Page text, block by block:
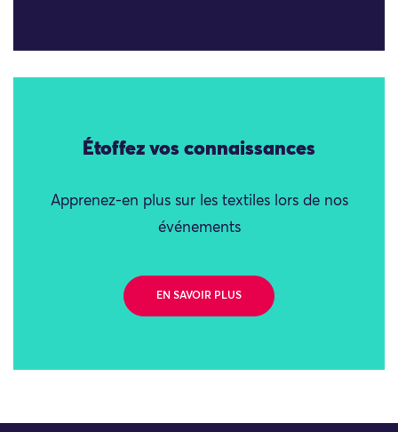
Étoffez vos connaissances
Apprenez-en plus sur les textiles lors de nos
événements
EN SAVOIR PLUS